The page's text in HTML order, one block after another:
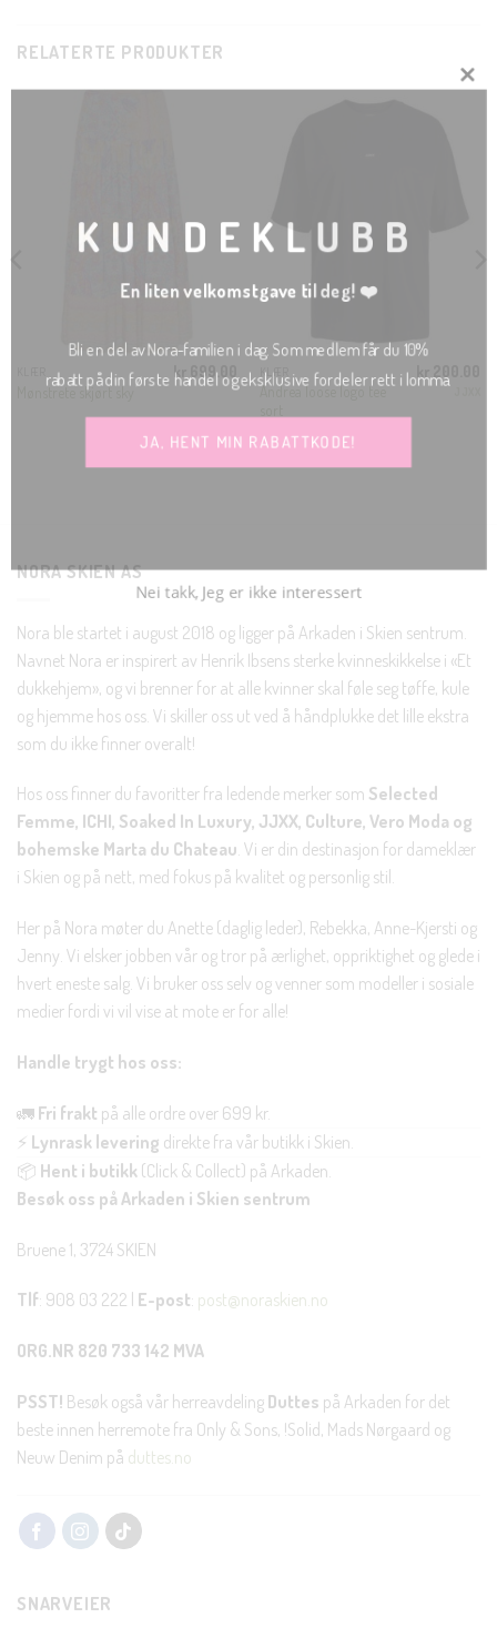
RELATERTE PRODUKTER
Mønstrete skjørt sky
kr 699.00 KLÆR
Andrea loose logo tee
NORA SKIEN AS
Nora ble startet i august 2018 og ligger på Arkaden i Skien sentrum.
Navnet Nora er inspirert av Henrik Ibsens sterke kvinneskikkelse i «Et
dukkehjem», og vi brenner for at alle kvinner skal føle seg tøffe, kule
og hjemme hos oss. Vi skiller oss ut ved å håndplukke det lille ekstra
som du ikke finner overalt!
Hos oss finner du favoritter fra ledende merker som Selected
Femme, ICHI, Soaked In Luxury, JJXX, Culture, Vero Moda og
bohemske Marta du Chateau. Vi er din destinasjon for dameklær
i Skien og på nett, med fokus på kvalitet og personlig stil.
Her på Nora møter du Anette (daglig leder), Rebekka, Anne-Kjersti og
Jenny. Vi elsker jobben vår og tror på ærlighet, oppriktighet og glede i
hvert eneste salg. Vi bruker oss selv og venner som modeller i sosiale
medier fordi vi vil vise at mote er for alle!
Handle trygt hos oss:
🚛 Fri frakt på alle ordre over 699 kr.
⚡ Lynrask levering direkte fra vår butikk i Skien.
📦 Hent i butikk (Click & Collect) på Arkaden.
Besøk oss på Arkaden i Skien sentrum
Bruene 1, 3724 SKIEN
Tlf: 908 03 222 | E-post: post@noraskien.no
ORG.NR 820 733 142 MVA
PSST! Besøk også vår herreavdeling Duttes på Arkaden for det
beste innen herremote fra Only & Sons, !Solid, Mads Nørgaard og
Neuw Denim på duttes.no
SNARVEIER
KUNDEKLUBB
En liten velkomstgave til deg! ❤️
Bli en del av Nora-familien i dag. Som medlem får du 10%
rabatt på din første handel og eksklusive fordeler rett i lomma.
Nei takk, Jeg er ikke interessert